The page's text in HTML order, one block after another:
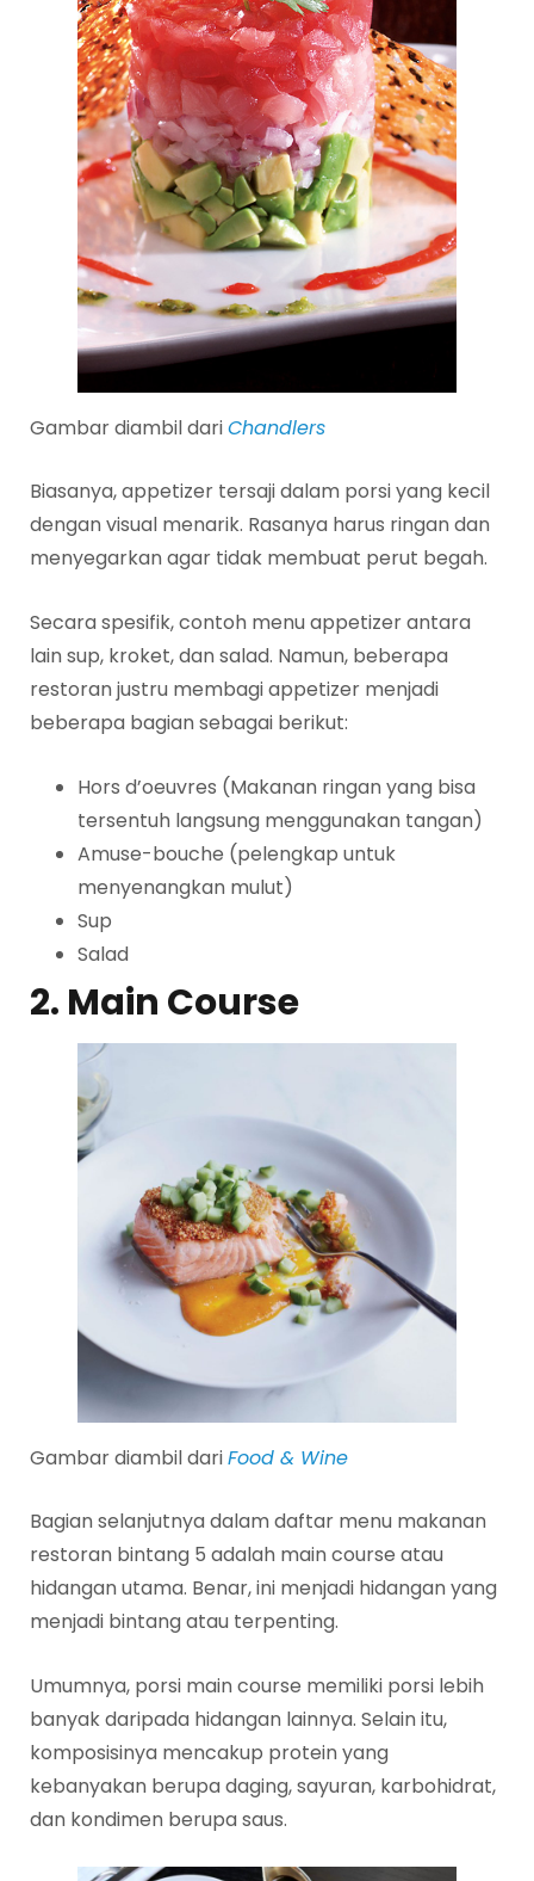
Gambar diambil dariChandlers
Biasanya, appetizer tersaji dalam porsi yang kecil
dengan visual menarik. Rasanya harus ringan dan
menyegarkan agar tidak membuat perut begah.
Secara spesifik, contoh menu appetizer antara
lain sup, kroket, dan salad. Namun, beberapa
restoran justru membagi appetizer menjadi
beberapa bagian sebagai berikut:
Hors d’oeuvres (Makanan ringan yang bisa
tersentuh langsung menggunakan tangan)
Amuse-bouche (pelengkap untuk
menyenangkan mulut)
Sup
Salad
2. Main Course
Gambar diambil dariFood & Wine
Bagian selanjutnya dalam daftar menu makanan
restoran bintang 5 adalah main course atau
hidangan utama. Benar, ini menjadi hidangan yang
menjadi bintang atau terpenting.
Umumnya, porsi main course memiliki porsi lebih
banyak daripada hidangan lainnya. Selain itu,
komposisinya mencakup protein yang
kebanyakan berupa daging, sayuran, karbohidrat,
dan kondimen berupa saus.